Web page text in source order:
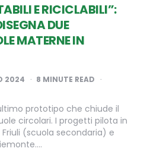
E RICICLABILI”:
DUE
MATERNE IN
2024 8 MINUTE READ
prototipo che chiude il
circolari. I progetti pilota in
(scuola secondaria) e